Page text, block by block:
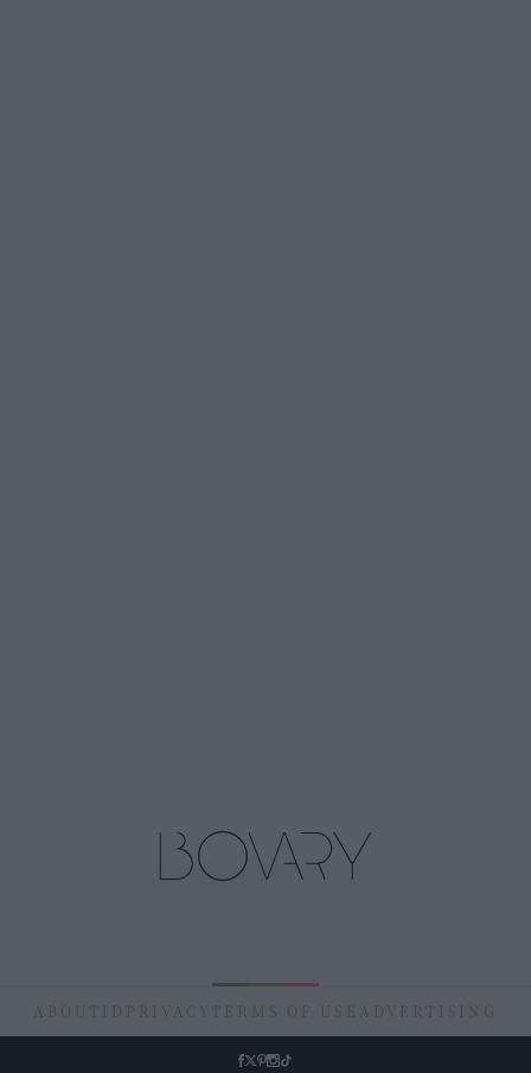
ABOUT ID PRIVACY TERMS OF USE ADVERTISING